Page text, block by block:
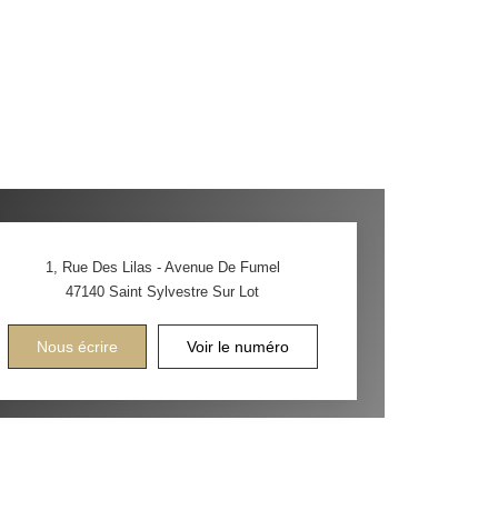
1, Rue Des Lilas - Avenue De Fumel
47140Saint Sylvestre Sur Lot
Nous écrire Voir le numéro